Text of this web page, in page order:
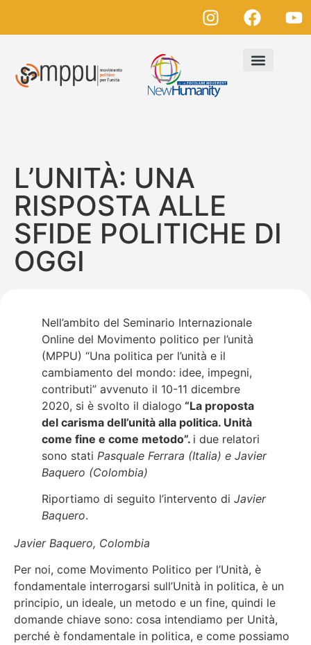
L’UNITÀ: UNA
RISPOSTA ALLE
SFIDE POLITICHE DI
OGGI
Nell’ambito del Seminario Internazionale
Online del Movimento politico per l’unità
(MPPU) “Una politica per l’unità e il
cambiamento del mondo: idee, impegni,
contributi” avvenuto il 10-11 dicembre
2020, si è svolto il dialogo “La proposta
del carisma dell’unità alla politica. Unità
come fine e come metodo”. i due relatori
sono stati Pasquale Ferrara (Italia) e Javier
Baquero (Colombia)
Riportiamo di seguito l’intervento di Javier
Baquero.
Javier Baquero, Colombia
Per noi, come Movimento Politico per l’Unità, è
fondamentale interrogarsi sull’Unità in politica, è un
principio, un ideale, un metodo e un fine, quindi le
domande chiave sono: cosa intendiamo per Unità,
perché è fondamentale in politica, e come possiamo